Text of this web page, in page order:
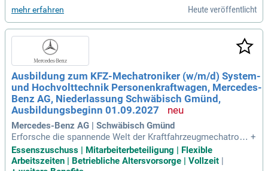
cklungsmöglichkeiten und spannende, abwechslungsreiche
Aufgaben. Profitiere von vergünstigten Azubi-Fahrzeugmiete
n und Fahrtkostenzuschüssen, einschließlich eines kostenl
osen Deutschlandtickets. Wir garantieren dir Sicherheit durc
h Übernahme und bieten zahlreiche Vorteile wie Mitarbeiterr
abatte und Fitnessangebote. Bewirb dich jetzt für unsere 3,5
-jährige Ausbildung, beginnend am 01.09.2027, und werde Te
il unseres Teams!
mehr erfahren Heute veröffentlicht
Ausbildung zum KFZ-Mechatroniker (w/m/d) System-
und Hochvolttechnik Personenkraftwagen, Mercedes-
Benz AG, Niederlassung Schwäbisch Gmünd,
Ausbildungsbeginn 01.09.2027
Mercedes-Benz AG | Schwäbisch Gmünd
Erforsche die spannende Welt der Kraftfahrzeugmechatroni
k! Bei uns lernst du den Umgang mit hochmodernen vernetz
ten und Hochvoltsystemen sowie Komfort- und Sicherheits
+
Essenszuschuss | Mitarbeiterbeteiligung | Flexible
Arbeitszeiten | Betriebliche Altersvorsorge | Vollzeit